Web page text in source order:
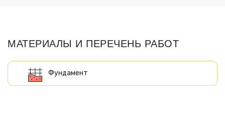
МАТЕРИАЛЫ И ПЕРЕЧЕНЬ РАБОТ